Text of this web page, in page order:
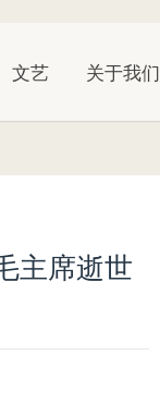
文艺 关于我们
主席逝世